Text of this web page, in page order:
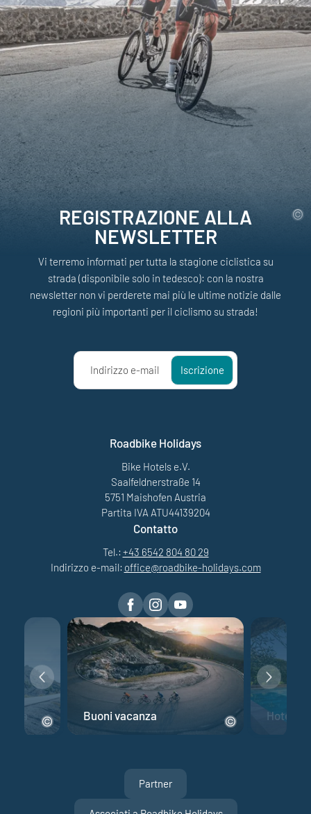
REGISTRAZIONE ALLA
NEWSLETTER
Vi terremo informati per tutta la stagione ciclistica su
strada (disponibile solo in tedesco): con la nostra
newsletter non vi perderete mai più le ultime notizie dalle
regioni più importanti per il ciclismo su strada!
Indirizzo e-mail Iscrizione
Roadbike Holidays
Bike Hotels e.V.
Saalfeldnerstraße 14
5751 Maishofen Austria
Partita IVA ATU44139204
Contatto
Tel.: +43 6542 804 80 29
Indirizzo e-mail: office@roadbike-holidays.com
Buoni vacanza Hotel
Partner